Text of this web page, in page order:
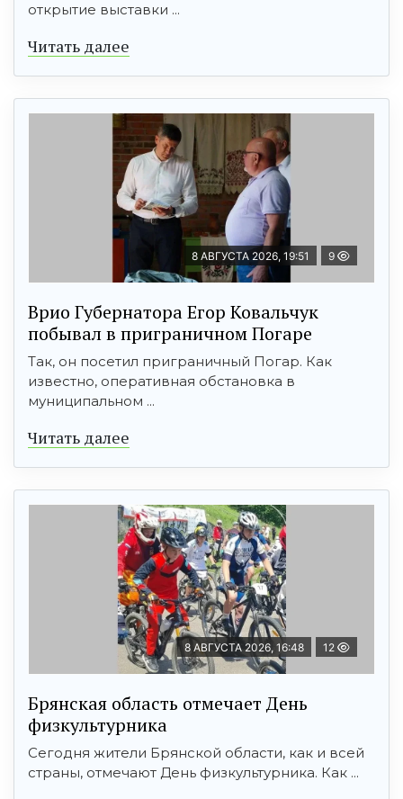
открытие выставки ...
Читать далее
8 АВГУСТА 2026, 19:51 9
Врио Губернатора Егор Ковальчук
побывал в приграничном Погаре
Так, он посетил приграничный Погар. Как
известно, оперативная обстановка в
муниципальном ...
Читать далее
8 АВГУСТА 2026, 16:48 12
Брянская область отмечает День
физкультурника
Сегодня жители Брянской области, как и всей
страны, отмечают День физкультурника. Как ...